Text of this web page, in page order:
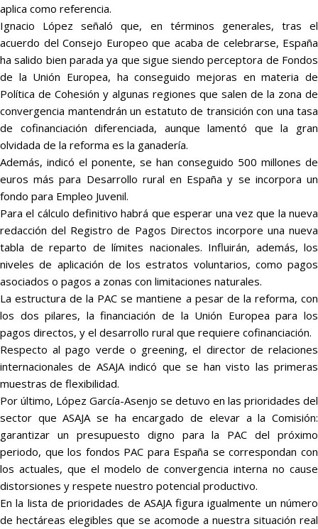
aplica como referencia.
Ignacio López señaló que, en términos generales, tras el
acuerdo del Consejo Europeo que acaba de celebrarse, España
ha salido bien parada ya que sigue siendo perceptora de Fondos
de la Unión Europea, ha conseguido mejoras en materia de
Política de Cohesión y algunas regiones que salen de la zona de
convergencia mantendrán un estatuto de transición con una tasa
de cofinanciación diferenciada, aunque lamentó que la gran
olvidada de la reforma es la ganadería.
Además, indicó el ponente, se han conseguido 500 millones de
euros más para Desarrollo rural en España y se incorpora un
fondo para Empleo Juvenil.
Para el cálculo definitivo habrá que esperar una vez que la nueva
redacción del Registro de Pagos Directos incorpore una nueva
tabla de reparto de límites nacionales. Influirán, además, los
niveles de aplicación de los estratos voluntarios, como pagos
asociados o pagos a zonas con limitaciones naturales.
La estructura de la PAC se mantiene a pesar de la reforma, con
los dos pilares, la financiación de la Unión Europea para los
pagos directos, y el desarrollo rural que requiere cofinanciación.
Respecto al pago verde o greening, el director de relaciones
internacionales de ASAJA indicó que se han visto las primeras
muestras de flexibilidad.
Por último, López García-Asenjo se detuvo en las prioridades del
sector que ASAJA se ha encargado de elevar a la Comisión:
garantizar un presupuesto digno para la PAC del próximo
periodo, que los fondos PAC para España se correspondan con
los actuales, que el modelo de convergencia interna no cause
distorsiones y respete nuestro potencial productivo.
En la lista de prioridades de ASAJA figura igualmente un número
de hectáreas elegibles que se acomode a nuestra situación real